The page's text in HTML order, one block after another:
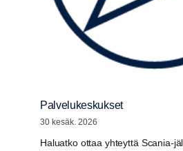
Palvelukeskukset
30 kesäk. 2026
Haluatko ottaa yhteyttä Scania-